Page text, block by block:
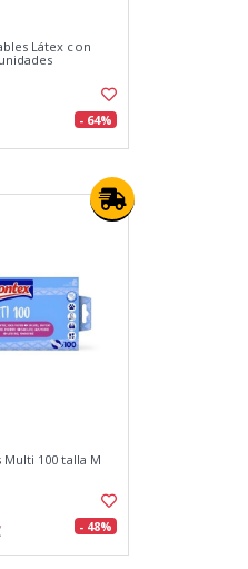
Látex con
- 64%
100 talla M
- 48%